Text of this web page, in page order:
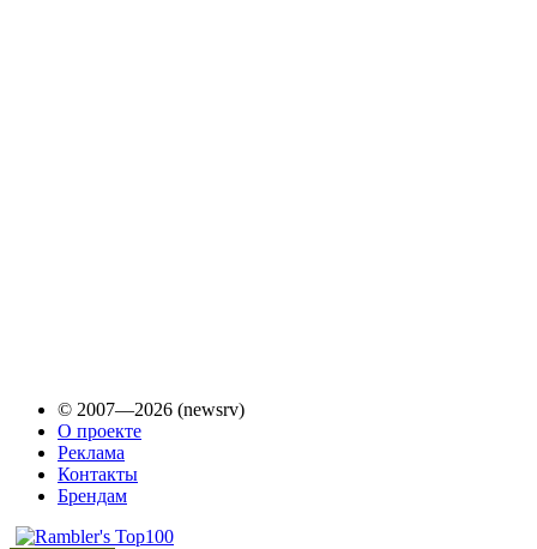
© 2007—2026 (newsrv)
О проекте
Реклама
Контакты
Брендам